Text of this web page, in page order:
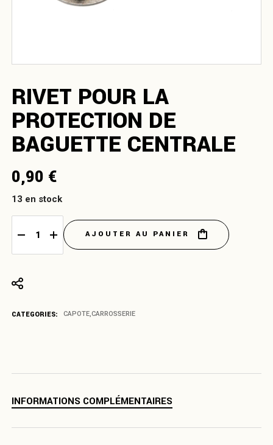
RIVET POUR LA
PROTECTION DE
BAGUETTE CENTRALE
0,90 €
13 en stock
Rivet pour la protection de baguette centrale quantity
AJOUTER AU PANIER
CATEGORIES: CAPOTE,CARROSSERIE
INFORMATIONS COMPLÉMENTAIRES